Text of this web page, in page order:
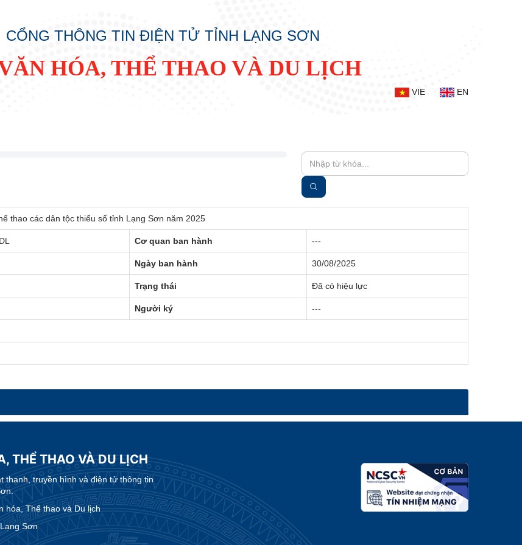
CỔNG THÔNG TIN ĐIỆN TỬ TỈNH LẠNG SƠN
HÓA, THỂ THAO VÀ DU LỊCH
VIE EN
thao các dân tộc thiểu số tỉnh Lạng Sơn năm 2025
Cơ quan ban hành ---
Ngày ban hành 30/08/2025
Trạng thái Đã có hiệu lực
Người ký ---
THỂ THAO VÀ DU LỊCH
thanh, truyền hình và điện tử thông tin
hóa, Thể thao và Du lịch
Sơn